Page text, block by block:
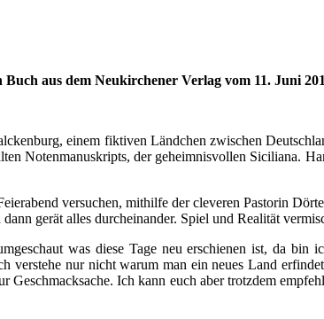
aus dem Neukirchener Verlag vom 11. Juni
einem fiktiven Ländchen zwischen
Notenmanuskripts, der geheimnisvollen Siciliana.
versuchen, mithilfe der cleveren Pastorin
gerät alles durcheinander. Spiel und Realität
was diese Tage neu erschienen ist, da bin
nur nicht warum man ein neues Land
Ich kann euch aber trotzdem